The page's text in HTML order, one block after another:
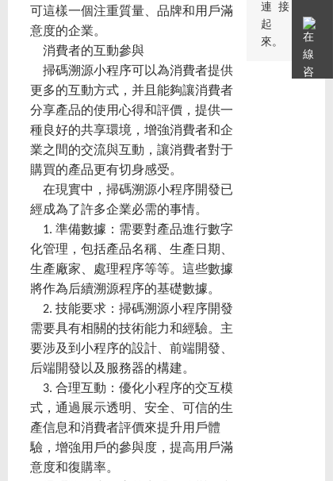
可這樣一個注重質量、品牌和用戶滿
意度的企業。
消費者的互動參與
掃碼溯源小程序可以為消費者提供
更多的互動方式，并且能夠讓消費者
分享產品的使用心得和評價，提供一
種良好的共享環境，增強消費者和企
業之間的交流與互動，讓消費者對于
購買的產品更有切身感受。
在現實中，掃碼溯源小程序開發已
經成為了許多企業必需的事情。
1. 準備數據：需要對產品進行數字
化管理，包括產品名稱、生產日期、
生產廠家、處理程序等等。這些數據
將作為后續溯源程序的基礎數據。
2. 技能要求：掃碼溯源小程序開發
需要具有相關的技術能力和經驗。主
要涉及到小程序的設計、前端開發、
后端開發以及服務器的構建。
3. 合理互動：優化小程序的交互模
式，通過展示透明、安全、可信的生
產信息和消費者評價來提升用戶體
驗，增強用戶的參與度，提高用戶滿
意度和復購率。
連接
起
來。